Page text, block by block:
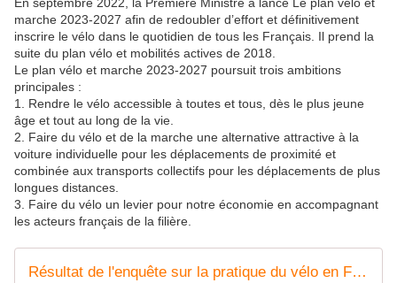
marche 2023-2027 afin de redoubler d’effort et définitivement
inscrire le vélo dans le quotidien de tous les Français. Il prend la
suite du plan vélo et mobilités actives de 2018.
Le plan vélo et marche 2023-2027 poursuit trois ambitions
principales :
1. Rendre le vélo accessible à toutes et tous, dès le plus jeune
âge et tout au long de la vie.
2. Faire du vélo et de la marche une alternative attractive à la
voiture individuelle pour les déplacements de proximité et
combinée aux transports collectifs pour les déplacements de plus
longues distances.
3. Faire du vélo un levier pour notre économie en accompagnant
les acteurs français de la filière.
Résultat de l'enquête sur la pratique du vélo en France en 2023